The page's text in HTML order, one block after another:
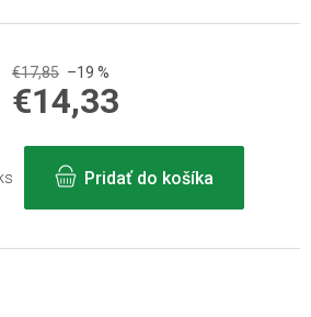
€17,85 –19 %
€14,33
cena:
Pridať do košíka